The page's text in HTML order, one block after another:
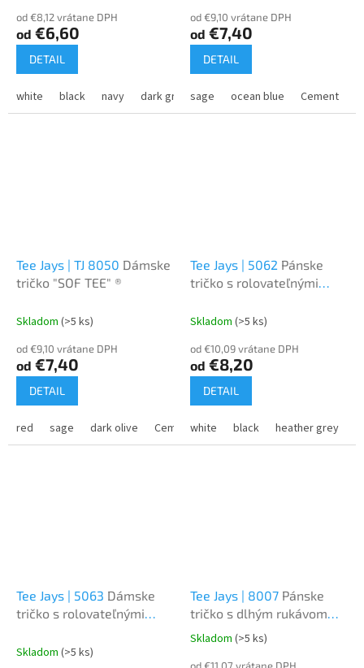
od €8,12 vrátane DPH
od €6,60
DETAIL
white black navy dark grey
od €9,10 vrátane DPH
od €7,40
DETAIL
sage ocean blue Cement
Tee Jays | TJ 8050 Dámske
tričko "SOF TEE" ®
Skladom (>5 ks)
od €9,10 vrátane DPH
od €7,40
DETAIL
red sage dark olive Cement misty blue
Tee Jays | 5062 Pánske
tričko s rolovateľnými
Skladom (>5 ks)
od €10,09 vrátane DPH
od €8,20
DETAIL
white black heather grey
Tee Jays | 5063 Dámske
tričko s rolovateľnými
Skladom (>5 ks)
Tee Jays | 8007 Pánske
tričko s dlhým rukávom
"Sof Tee"
Priemerné
Skladom (>5 ks)